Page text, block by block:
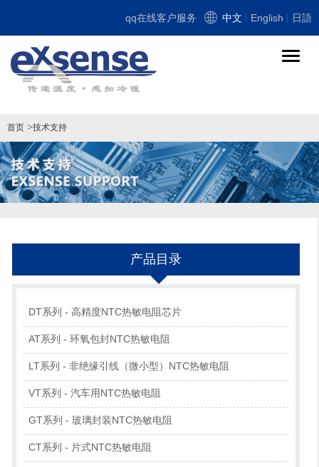
qq在线客户服务 中文 English 日語
导
首页 >技术支持
产品目录
DT系列 - 高精度NTC热敏电阻芯片
AT系列 - 环氧包封NTC热敏电阻
LT系列 - 非绝缘引线（微小型）NTC热敏电阻
VT系列 - 汽车用NTC热敏电阻
GT系列 - 玻璃封装NTC热敏电阻
CT系列 - 片式NTC热敏电阻